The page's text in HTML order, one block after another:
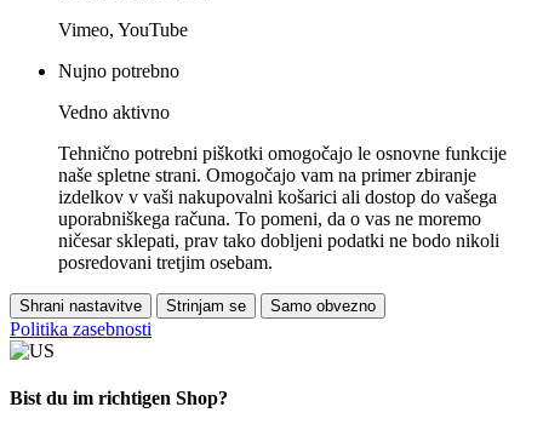
Vimeo, YouTube
Nujno potrebno
Vedno aktivno
Tehnično potrebni piškotki omogočajo le osnovne funkcije
naše spletne strani. Omogočajo vam na primer zbiranje
izdelkov v vaši nakupovalni košarici ali dostop do vašega
uporabniškega računa. To pomeni, da o vas ne moremo
ničesar sklepati, prav tako dobljeni podatki ne bodo nikoli
posredovani tretjim osebam.
Shrani nastavitve Strinjam se Samo obvezno
Politika zasebnosti
Bist du im richtigen Shop?